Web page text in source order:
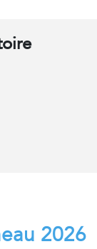
2026